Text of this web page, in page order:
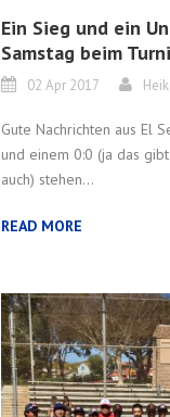
Ein Sieg und ein
Samstag beim
02 Apr 2017
Gute Nachrichten aus El
und einem 0:0 (ja das
auch) stehen...
READ MORE